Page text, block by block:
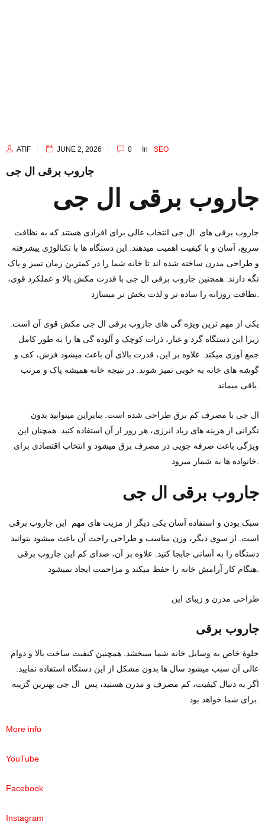
ATIF JUNE 2, 2026 0 In SEO
جاروب برقی ال جی
جاروب برقی ال جی
جاروب برقی ‌های ال جی انتخاب عالی برای افرادی هستند که به نظافت
سریع، آسان و با کیفیت اهمیت میدهند. این دستگاه‌ ها با تکنالوژی پیشرفته
و طراحی مدرن ساخته شده ‌اند تا خانه شما را در کمترین زمان تمیز و پاک
نگه دارند. همچنین جاروب برقی ال جی با قدرت مکش بالا و عملکرد قوی،
یکی از مهم ‌ترین ویژه گی ‌های جاروب برقی ال جی مکش قوی آن است.
زیرا این دستگاه گرد و غبار، ذرات کوچک و آلوده گی‌ ها را به‌ طور کامل
جمع ‌آوری میکند. علاوه بر این، قدرت بالای آن باعث میشود فرش، کف و
گوشه‌ های خانه به خوبی تمیز شوند. در نتیجه خانه همیشه پاک و مرتب
نگرانی از هزینه‌ های زیاد انرژی، هر روز از آن استفاده کنید. همچنان این
ویژگی باعث صرفه ‌جویی در مصرف برق میشود و انتخاب اقتصادی برای
جاروب برقی ال جی
سبک بودن و استفاده آسان یکی دیگر از مزیت ‌های مهم این جاروب برقی
است. از سوی دیگر، وزن مناسب و طراحی راحت آن باعث میشود بتوانید
دستگاه را به آسانی جابجا کنید. علاوه بر آن، صدای کم این جاروب برقی
طراحی مدرن و زیبای این
جاروب برقی
عالی آن سبب میشود سال‌ ها بدون مشکل از این دستگاه استفاده نمایید.
اگر به دنبال کیفیت، کم مصرف و مدرن هستید، پس ال جی بهترین گزینه
More info
YouTube
Facebook
Instagram